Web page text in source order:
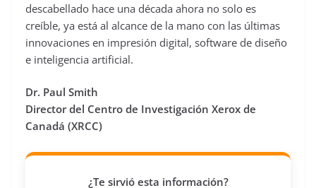
descabellado hace una década ahora no solo es
creíble, ya está al alcance de la mano con las últimas
innovaciones en impresión digital, software de diseño
e inteligencia artificial.
Dr. Paul Smith
Director del Centro de Investigación Xerox de
Canadá (XRCC)
¿Te sirvió esta información?